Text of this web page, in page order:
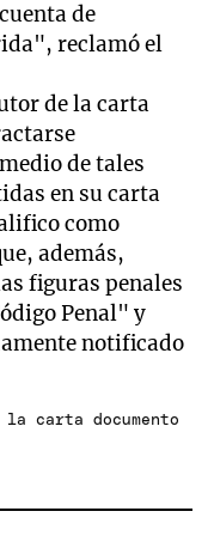
de
reclamó el
de la carta
de tales
en su carta
como
además,
figuras penales
Penal" y
notificado
la carta documento